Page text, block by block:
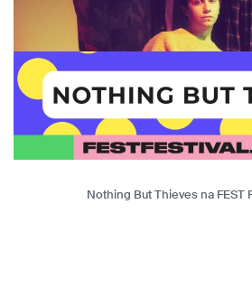
Nothing But Thieves na FEST